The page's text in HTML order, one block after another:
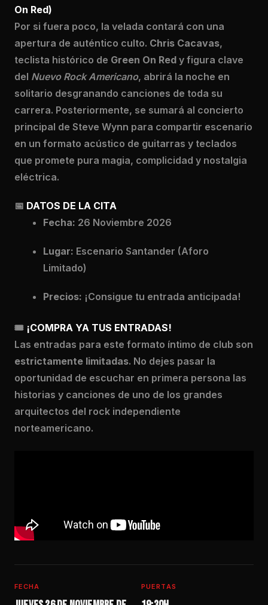
On Red)
Por si fuera poco, la velada contará con una
apertura de auténtico culto. Chris Cacavas,
teclista histórico de Green On Red y figura clave
del Nuevo Rock Americano, abrirá la noche en
solitario desgranando canciones de toda su
carrera. Posteriormente, se sumará al concierto
principal de Steve Wynn para compartir escenario
en un formato acústico de guitarras y teclados
que promete pura magia, complicidad y nostalgia
eléctrica.
📅 DATOS DE LA CITA
Fecha: 26 Noviembre 2026
Lugar: Escenario Santander (Aforo
Limitado)
Precios: ¡Consigue tu entrada anticipada!
🎟️ ¡COMPRA YA TUS ENTRADAS!
Las entradas para este formato íntimo de club son
estrictamente limitadas. No dejes pasar la
oportunidad de escuchar en primera persona las
historias y canciones de uno de los grandes
arquitectos del rock independiente
norteamericano.
FECHA PUERTAS